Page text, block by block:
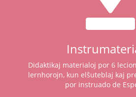
Didaktikaj materialoj por 6
lernhorojn, kun elŝuteblaj kaj
por instruado de